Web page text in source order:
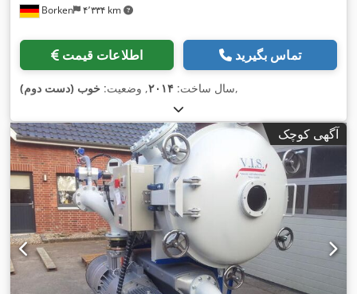
Borken ۴٬۳۳۴ km
اطلاعات قیمت تماس بگیرید
سال ساخت: ۲۰۱۴, وضعیت: خوب (دست دوم) ,
آگهی کوچک